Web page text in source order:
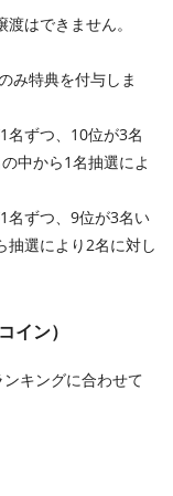
はできません。
み特典を付与しま
ずつ、10位が3名
中から1名抽選によ
名ずつ、9位が3名い
抽選により2名に対し
イン）
キングに合わせて